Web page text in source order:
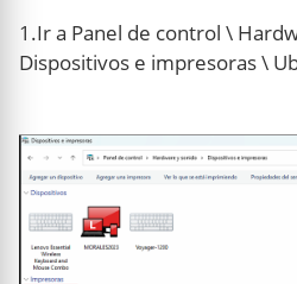
1.Ir a Panel de control \
Dispositivos e impresoras \